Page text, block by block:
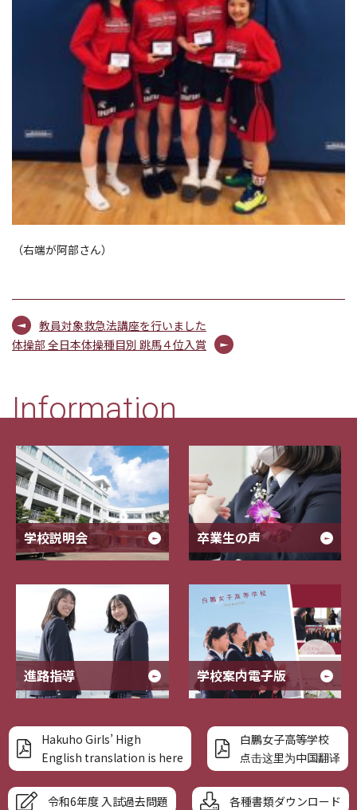
（右端が阿部さん）
教員対象救急法講座を行いました
体操部 全日本体操種目別 跳馬４位入賞
Information
学校説明会 卒業生の声
進路指導 学校案内電子版
Hakuho Girls’ High
English translation is here
白鵬女子高等学校
点击这里为中国翻译
令和6年度 入試過去問題 各種書類ダウンロード